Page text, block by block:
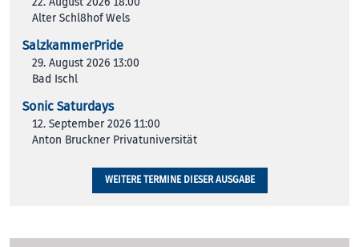
Alter Schl8hof Wels
SalzkammerPride
29. August 2026 13:00
Bad Ischl
Sonic Saturdays
12. September 2026 11:00
Anton Bruckner Privatuniversität
WEITERE TERMINE DIESER AUSGABE